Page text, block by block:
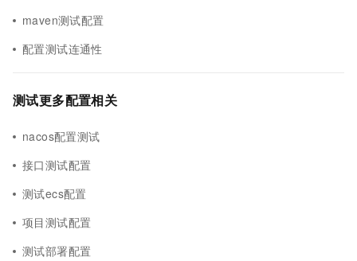
maven测试配置
配置测试连通性
测试更多配置相关
nacos配置测试
接口测试配置
测试ecs配置
项目测试配置
测试部署配置